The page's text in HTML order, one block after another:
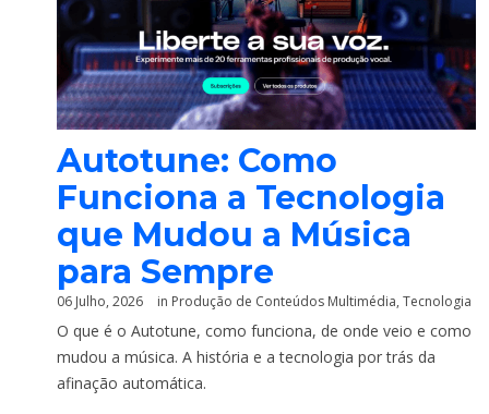
Autotune: Como
Funciona a Tecnologia
que Mudou a Música
para Sempre
06 Julho, 2026 in Produção de Conteúdos Multimédia, Tecnologia
O que é o Autotune, como funciona, de onde veio e como
mudou a música. A história e a tecnologia por trás da
afinação automática.